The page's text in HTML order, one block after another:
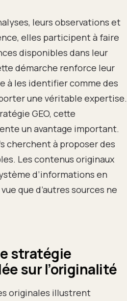
leurs observations et
elles participent à faire
disponibles dans leur
démarche renforce leur
à les identifier comme des
une véritable expertise.
GEO, cette
un avantage important.
cherchent à proposer des
Les contenus originaux
d’informations en
que d’autres sources ne
stratégie
sur l’originalité
originales illustrent